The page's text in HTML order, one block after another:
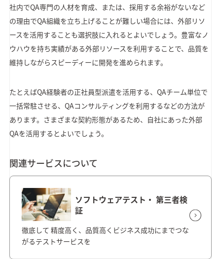
社内でQA専門の人材を育成、または、採用する余裕がないなど
の理由でQA組織を立ち上げることが難しい場合には、外部リソ
ースを活用することも選択肢に入れるとよいでしょう。豊富なノ
ウハウを持ち実績がある外部リソースを利用することで、品質を
維持しながらスピーディーに開発を進められます。
たとえばQA経験者の正社員型派遣を活用する、QAチーム単位で
一括常駐させる、QAコンサルティングを利用するなどの方法が
あります。さまざまな契約形態があるため、自社にあった外部
QAを活用するとよいでしょう。
関連サービスについて
ソフトウェアテスト・ 第三者検
証
徹底して 精度高く、品質高くビジネス成功にまでつな
がるテストサービスを